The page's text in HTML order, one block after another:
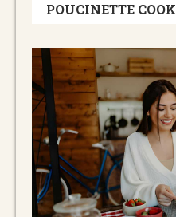
POUCINETTE COOK